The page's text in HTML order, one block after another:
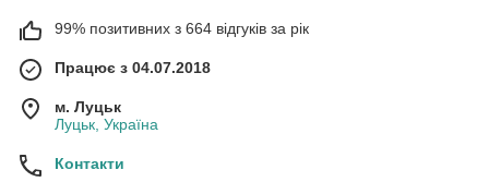
99% позитивних з 664 відгуків за рік
Працює з 04.07.2018
м. Луцьк
Луцьк, Україна
Контакти